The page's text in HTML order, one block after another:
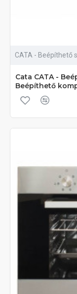
CATA - Beépíthető
Cata CATA -
Beépíthető